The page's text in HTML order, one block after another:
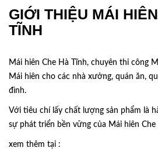
GIỚI THIỆU MÁI
TĨNH
Mái hiên Che Hà Tĩnh, chuyên thi công
Mái hiên cho các nhà xưởng, quán ăn,
đình.
Với tiêu chí lấy chất lượng sản phẩm là
sự phát triển bền vững của Mái hiên
xem thêm tại :